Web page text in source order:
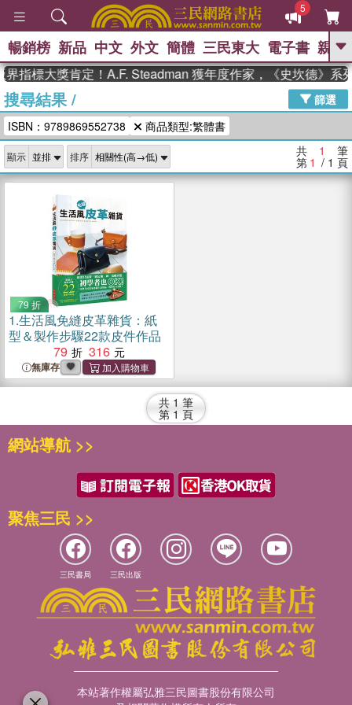
5
GO
高希均教授回憶錄
、 The Odyssey 、 父親節 、 如果歷
史是一群喵 、
獎 臺灣漫遊錄 、 方念華 、 台灣的李
登輝時代
數學女孩：黎曼猜想 、
偉大的迷走神經
暢銷榜 新品 中文 外文 簡體 三民東大 電子書 親子
指標大獎肯定！A.F. Steadman 獲年度作家，《史坎德》系
搜尋結果/
篩選
ISBN：9789869552738
商品類型:繁體書
顯示 排序 共 1 筆
第 1 / 1 頁
79 折
1.生活風免縫皮革雜貨：紙
型＆製作步驟22款皮件作品
79
316
無庫存
共 1 筆
第 1 頁
網站導航 >>
聚焦三民 >>
三民書局 三民出版
本站著作權屬弘雅三民圖書股份有限公司